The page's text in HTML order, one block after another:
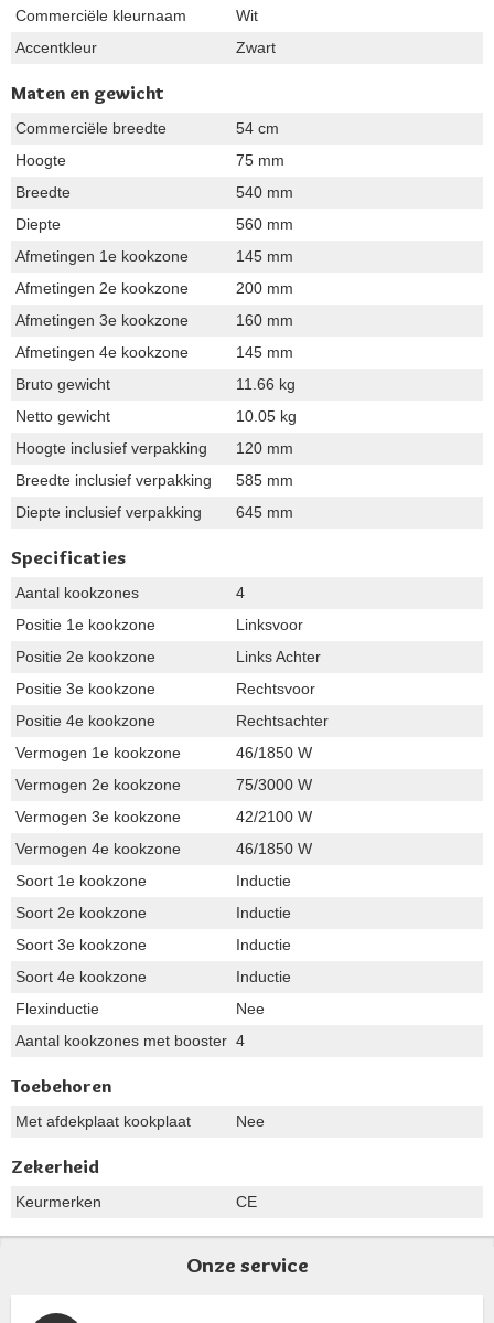
Commerciële kleurnaam
Wit
Accentkleur
Zwart
Maten en gewicht
Commerciële breedte
54 cm
Hoogte
75 mm
Breedte
540 mm
Diepte
560 mm
Afmetingen 1e kookzone
145 mm
Afmetingen 2e kookzone
200 mm
Afmetingen 3e kookzone
160 mm
Afmetingen 4e kookzone
145 mm
Bruto gewicht
11.66 kg
Netto gewicht
10.05 kg
Hoogte inclusief verpakking
120 mm
Breedte inclusief verpakking
585 mm
Diepte inclusief verpakking
645 mm
Specificaties
Aantal kookzones
4
Positie 1e kookzone
Linksvoor
Positie 2e kookzone
Links Achter
Positie 3e kookzone
Rechtsvoor
Positie 4e kookzone
Rechtsachter
Vermogen 1e kookzone
46/1850 W
Vermogen 2e kookzone
75/3000 W
Vermogen 3e kookzone
42/2100 W
Vermogen 4e kookzone
46/1850 W
Soort 1e kookzone
Inductie
Soort 2e kookzone
Inductie
Soort 3e kookzone
Inductie
Soort 4e kookzone
Inductie
Flexinductie
Nee
Aantal kookzones met booster 4
Toebehoren
Met afdekplaat kookplaat Nee
Zekerheid
Keurmerken CE
Onze service